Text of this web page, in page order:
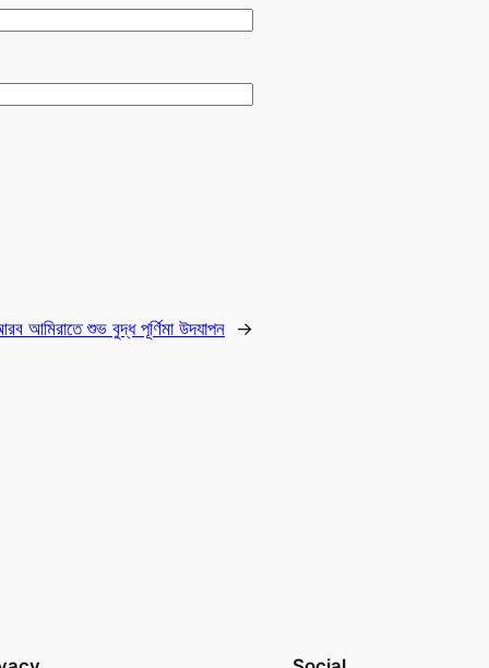
আমিরাতে শুভ বুদ্ধ পূর্ণিমা উদযাপন →